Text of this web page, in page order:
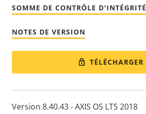
SOMME DE CONTRÔLE D'INTÉGRITÉ
NOTES DE VERSION
TÉLÉCHARGER
Version 8.40.43 - AXIS OS LTS 2018